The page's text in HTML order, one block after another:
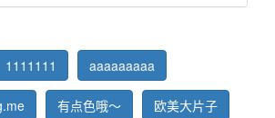
1111111 aaaaaaaaa
有点色哦～ 欧美大片子